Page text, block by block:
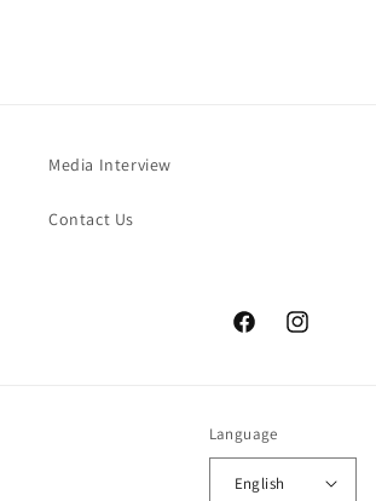
Media Interview
Contact Us
FacebookInstagram
Language
English